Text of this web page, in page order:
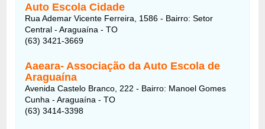
Auto Escola Cidade
Rua Ademar Vicente Ferreira, 1586 - Bairro: Setor
Central - Araguaína - TO
(63) 3421-3669
Aaeara- Associação da Auto Escola de
Araguaína
Avenida Castelo Branco, 222 - Bairro: Manoel Gomes
Cunha - Araguaína - TO
(63) 3414-3398